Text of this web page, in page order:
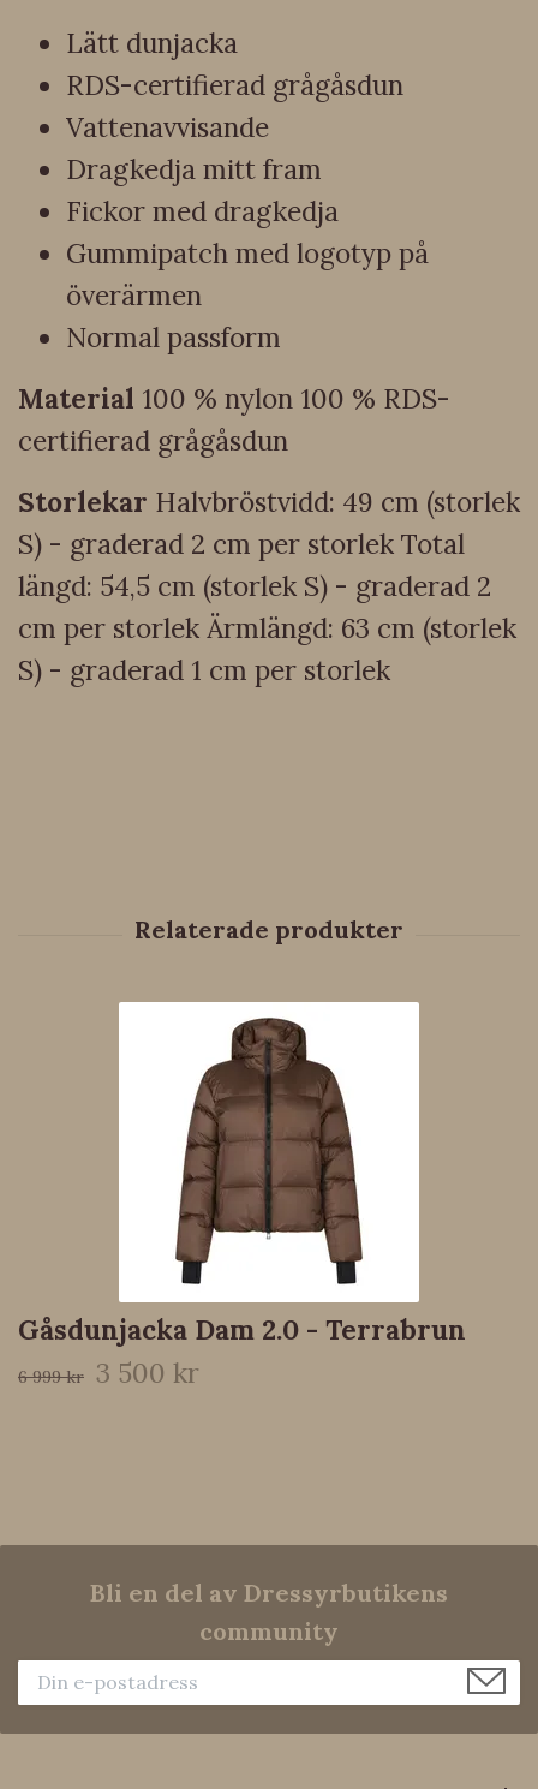
Lätt dunjacka
RDS-certifierad grågåsdun
Vattenavvisande
Dragkedja mitt fram
Fickor med dragkedja
Gummipatch med logotyp på
överärmen
Normal passform
Material 100 % nylon 100 % RDS-
certifierad grågåsdun
Storlekar Halvbröstvidd: 49 cm (storlek
S) - graderad 2 cm per storlek Total
längd: 54,5 cm (storlek S) - graderad 2
cm per storlek Ärmlängd: 63 cm (storlek
S) - graderad 1 cm per storlek
Gåsdunjacka Dam 2.0 - Terrabrun
6 999 kr 3 500 kr
Bli en del av Dressyrbutikens
community